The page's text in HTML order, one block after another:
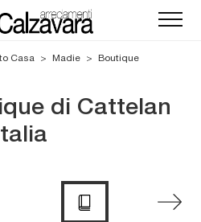
Casa > Madie > Boutique
di Cattelan
Italia